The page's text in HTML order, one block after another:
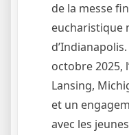
de la messe
eucharistique
octobre 2025,
Lansing,
et un
avec les